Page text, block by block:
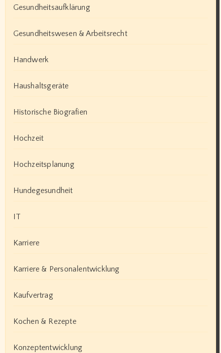
Gesundheitsaufklärung
Gesundheitswesen & Arbeitsrecht
Handwerk
Haushaltsgeräte
Historische Biografien
Hochzeit
Hochzeitsplanung
Hundegesundheit
IT
Karriere
Karriere & Personalentwicklung
Kaufvertrag
Kochen & Rezepte
Konzeptentwicklung